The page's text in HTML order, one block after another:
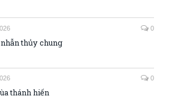
0
thủy chung
0
thánh hiến